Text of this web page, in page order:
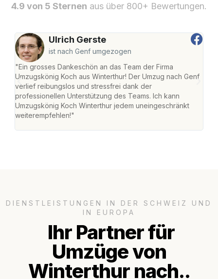
4.9 von 5 Sternen aus über 800+ Bewertungen.
Ulrich Gerste
ist nach Genf umgezogen
"Ein grosses Dankeschön an das Team der Firma
Umzugskönig Koch aus Winterthur! Der Umzug nach Genf
verlief reibungslos und stressfrei dank der
professionellen Unterstützung des Teams. Ich kann
Umzugskönig Koch Winterthur jedem uneingeschränkt
weiterempfehlen!"
DIENSTLEISTUNGEN IN DER SCHWEIZ UND
IN EUROPA
Ihr Partner für
Umzüge von
Winterthur nach..